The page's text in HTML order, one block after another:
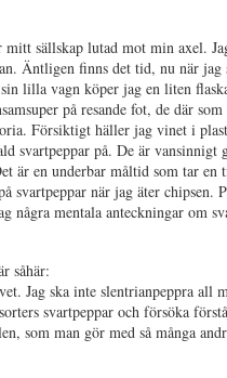
mitt sällskap lutad mot min axel.
Äntligen finns det tid, nu när
lilla vagn köper jag en liten
på resande fot, de där
Försiktigt häller jag vinet i
svartpeppar på. De är
är en underbar måltid som tar
svartpeppar när jag äter chipsen.
några mentala anteckningar om
såhär:
Jag ska inte slentrianpeppra all
svartpeppar och försöka
som man gör med så många